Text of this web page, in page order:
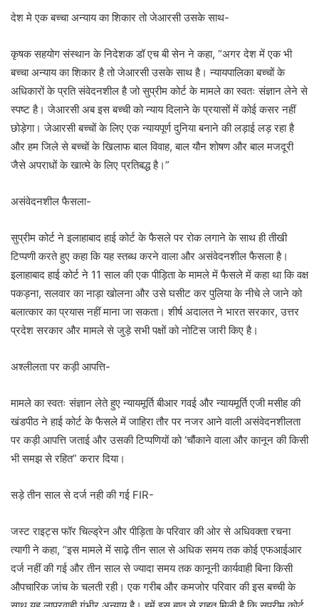
देश मे एक बच्चा अन्याय का शिकार तो जेआरसी उसके साथ-
कृषक सहयोग संस्थान के निदेशक डॉ एच बी सेन ने कहा, “अगर देश में एक भी
बच्चा अन्याय का शिकार है तो जेआरसी उसके साथ है। न्यायपालिका बच्चों के
अधिकारों के प्रति संवेदनशील है जो सुप्रीम कोर्ट के मामले का स्वतः संज्ञान लेने से
स्पष्ट है। जेआरसी अब इस बच्ची को न्याय दिलाने के प्रयासों में कोई कसर नहीं
छोड़ेगा। जेआरसी बच्चों के लिए एक न्यायपूर्ण दुनिया बनाने की लड़ाई लड़ रहा है
और हम जिले से बच्चों के खिलाफ बाल विवाह, बाल यौन शोषण और बाल मजदूरी
जैसे अपराधों के खात्मे के लिए प्रतिबद्ध है।”
असंवेदनशील फैसला-
सुप्रीम कोर्ट ने इलाहाबाद हाई कोर्ट के फैसले पर रोक लगाने के साथ ही तीखी
टिप्पणी करते हुए कहा कि यह स्तब्ध करने वाला और असंवेदनशील फैसला है।
इलाहाबाद हाई कोर्ट ने 11 साल की एक पीड़िता के मामले में फैसले में कहा था कि वक्ष
पकड़ना, सलवार का नाड़ा खोलना और उसे घसीट कर पुलिया के नीचे ले जाने को
बलात्कार का प्रयास नहीं माना जा सकता। शीर्ष अदालत ने भारत सरकार, उत्तर
प्रदेश सरकार और मामले से जुड़े सभी पक्षों को नोटिस जारी किए है।
अश्लीलता पर कड़ी आपत्ति-
मामले का स्वतः संज्ञान लेते हुए न्यायमूर्ति बीआर गवई और न्यायमूर्ति एजी मसीह की
खंडपीठ ने हाई कोर्ट के फैसले में जाहिरा तौर पर नजर आने वाली असंवेदनशीलता
पर कड़ी आपत्ति जताई और उसकी टिप्पणियों को ‘चौंकाने वाला और कानून की किसी
भी समझ से रहित” करार दिया।
सड़े तीन साल से दर्ज नही की गई FIR-
जस्ट राइट्स फॉर चिल्ड्रेन और पीड़िता के परिवार की ओर से अधिवक्ता रचना
त्यागी ने कहा, “इस मामले में साढ़े तीन साल से अधिक समय तक कोई एफआईआर
दर्ज नहीं की गई और तीन साल से ज्यादा समय तक कानूनी कार्यवाही बिना किसी
औपचारिक जांच के चलती रही। एक गरीब और कमजोर परिवार की इस बच्ची के